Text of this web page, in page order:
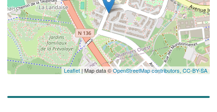
Leaflet | Map data ©OpenStreetMap contributors, CC-BY-SA